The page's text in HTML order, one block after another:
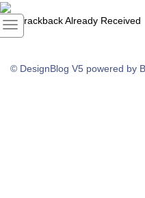
1 Trackback Already Received
© DesignBlog V5 powered by